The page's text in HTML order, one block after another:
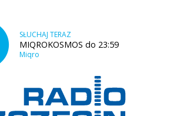
SŁUCHAJ TERAZ
MIQROKOSMOS do 23:59
Miqro